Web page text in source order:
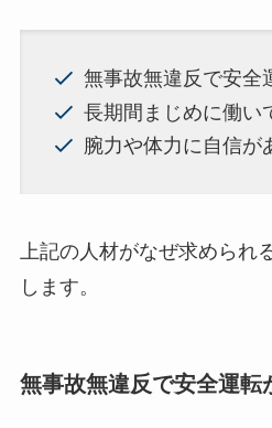
無事故無違反で安全
長期間まじめに働い
腕力や体力に自信が
上記の人材がなぜ求められ
します。
無事故無違反で安全運転